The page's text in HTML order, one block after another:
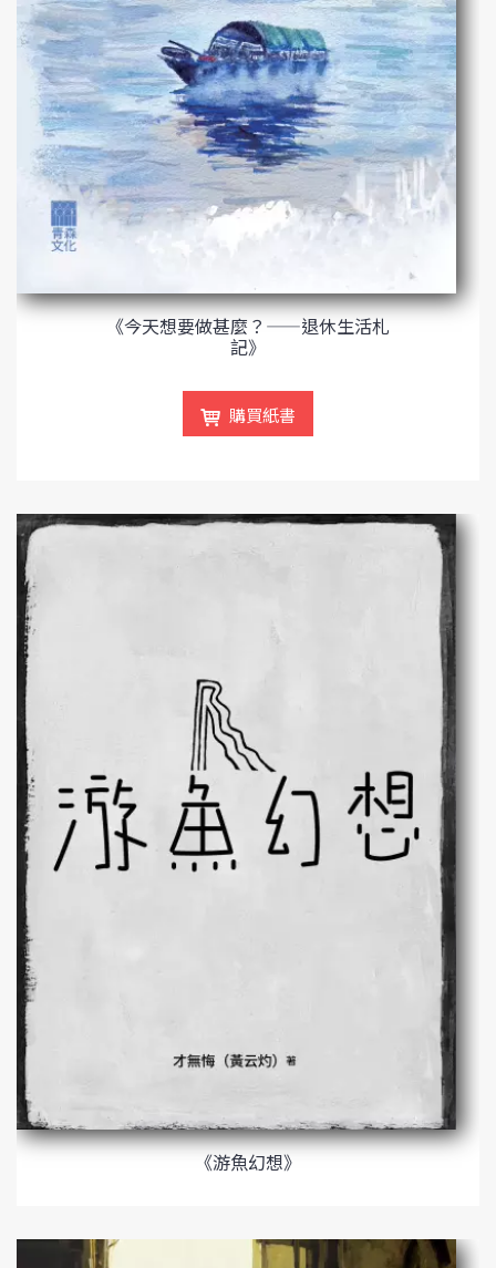
《今天想要做甚麼？——退休生活札
記》
購買紙書
《游魚幻想》